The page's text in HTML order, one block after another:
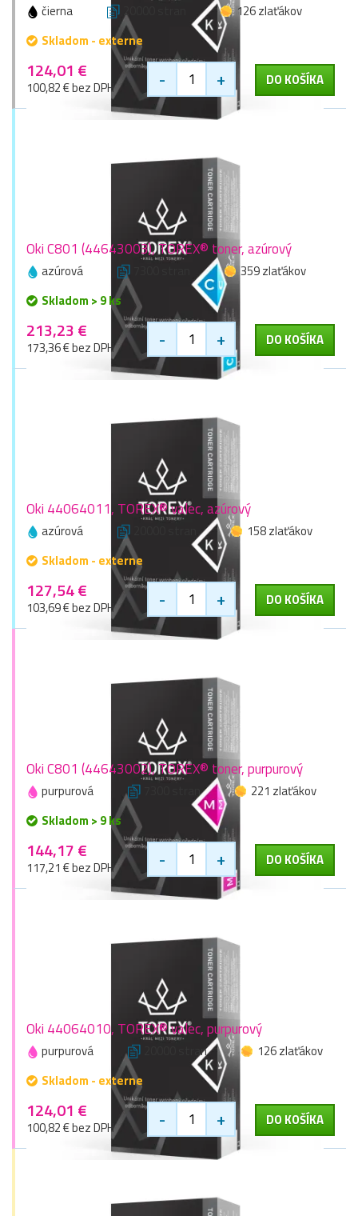
čierna 20000 stran
126 zlaťákov
Skladom - externe
124,01 €
100,82 € bez DPH - + DO KOŠÍKA
Oki C801 (44643003), TOREX® toner, azúrový
azúrová
359 zlaťákov
Skladom > 9 ks
213,23 €
173,36 € bez DPH - + DO KOŠÍKA
Oki 44064011, TOREX® valec, azúrový
azúrová
158 zlaťákov
Skladom - externe
127,54 €
103,69 € bez DPH - + DO KOŠÍKA
Oki C801 (44643002), TOREX® toner, purpurový
purpurová 7300 stran
221 zlaťákov
Skladom > 9 ks
144,17 €
117,21 € bez DPH - + DO KOŠÍKA
Oki 44064010, TOREX® valec, purpurový
purpurová 20000 stran
126 zlaťákov
Skladom - externe
124,01 €
100,82 € bez DPH - + DO KOŠÍKA